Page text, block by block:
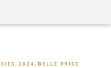
, 2024, BELLE PRISE